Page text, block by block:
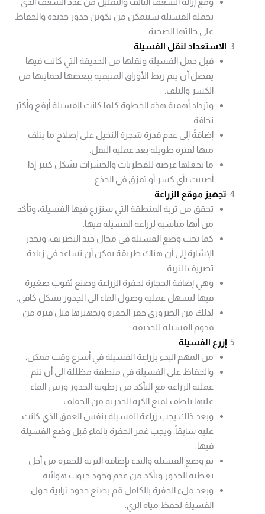
تحمله الفسيلة ستتمكن من تكوين جذور جديدة والحفاظ
على حالتها الصحية.
الاستعداد لنقل الفسيلة
قبل حمل الفسيلة ونقلها من الحديقة التي كانت فيها
يفضل أن يتم ربط الأوراق المتبقية ببعضها لحمايتها من
الكسر والتلف.
وتزداد أهمية هذه الخطوة كلما كانت الفسيلة أرفع وأكثر
نحافة.
إضافةً إلى عدم قدرة شجرة النخيل على إصلاح ما يتلف
منها لفترة طويلة بعد عملية النقل.
ما يجعلها عرضة للفطريات والحشرات بشكل كبير إذا
أصيبت بأي كسر أو تمزق في الجذع.
تجهيز موقع الزراعة
تحقق من تربة المنطقة التي ستزرع فيها الفسيلة، وتأكد
من أنها مناسبة لزراعة الفسيلة فيها.
كما يجب وضع الفسيلة في مجال جيد التصريف، وتجدر
الإشارة إلى أن هناك طريقة يمكن أن تساعد في زيادة
تصريف التربة .
وهي إضافة الحجارة لحفرة الزراعة وصنع ثقوب صغيرة
فيها لتسهل عملية وصول الماء الى الجذور بشكل كافي.
لذلك من الضروري حفر الحفرة وتجهيزها قبل فترة من
قدوم الفسيلة للحديقة.
إزرع الفسيلة
من المهم البدء بزراعة الفسيلة في أسرع وقت ممكن.
والحفاظ على الفسيلة في منطقة مظللة الى أن تتم
عملية الزراعة مع التأكد من رطوبة الجذور ورش الماء
عليها بلطف لمنع الكرة الجذرية من الجفاف.
وبعد ذلك يجب زراعة الفسيلة بنفس العمق الذي كانت
عليه سابقاً، ويجب غمر الحفرة بالماء قبل وضع الفسيلة
فيها.
ثم وضع الفسيلة والبدء بإضافة التربة للحفرة من أجل
تغطية الجذور وتأكد من عدم وجود جيوب هوائية.
وبعد ملء الحفرة بالكامل قم بصنع حدود ترابية حول
الفسيلة لحفظ مياه الري.